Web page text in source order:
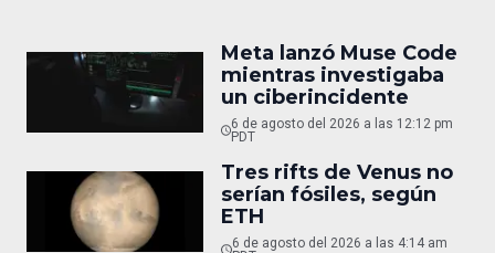
Meta lanzó Muse Code
mientras investigaba
un ciberincidente
6 de agosto del 2026 a las 12:12 pm
PDT
Tres rifts de Venus no
serían fósiles, según
ETH
6 de agosto del 2026 a las 4:14 am